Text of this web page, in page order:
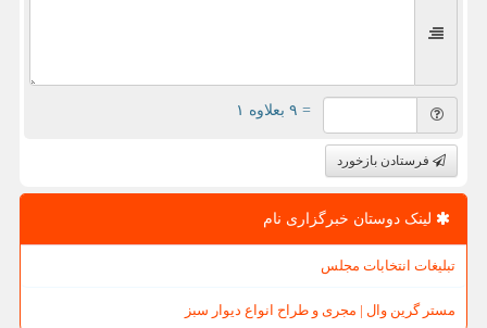
= ۹ بعلاوه ۱
فرستادن بازخورد
لینک دوستان خبرگزاری نام
تبلیغات انتخابات مجلس
مستر گرین وال | مجری و طراح انواع دیوار سبز